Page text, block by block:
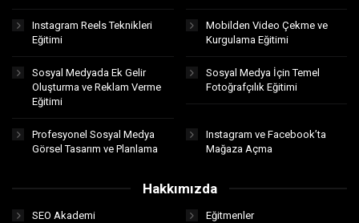
Instagram Reels Teknikleri
Eğitimi
Mobilden Video Çekme ve
Kurgulama Eğitimi
Sosyal Medyada Ek Gelir
Oluşturma ve Reklam Verme
Eğitimi
Sosyal Medya İçin Temel
Fotoğrafçılık Eğitimi
Profesyonel Sosyal Medya
Görsel Tasarım ve Planlama
Instagram ve Facebook’ta
Mağaza Açma
Hakkımızda
SEO Akademi Eğitmenler